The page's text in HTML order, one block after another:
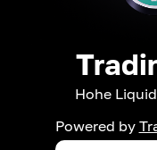
Hohe
Powered by